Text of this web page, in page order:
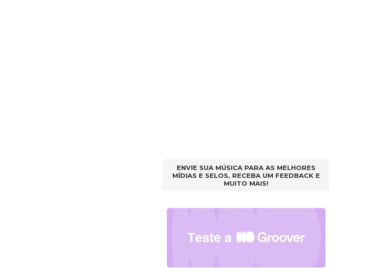
ENVIE SUA MÚSICA PARA AS MELHORES
MÍDIAS E SELOS, RECEBA UM FEEDBACK E
MUITO MAIS!